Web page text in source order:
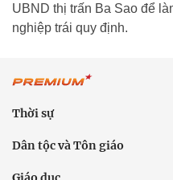
UBND thị trấn Ba Sao để
nghiệp trái quy định.
Thời sự
Dân tộc và Tôn giáo